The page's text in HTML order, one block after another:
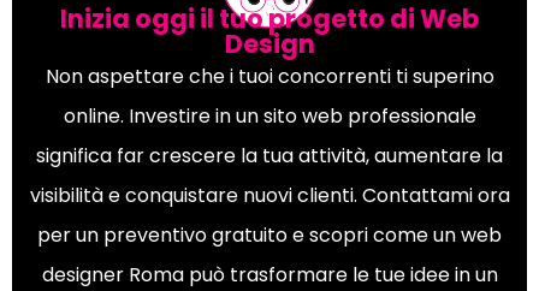
Inizia oggi il tuo progetto di Web
Design
Non aspettare che i tuoi concorrenti ti superino
online. Investire in un sito web professionale
significa far crescere la tua attività, aumentare la
visibilità e conquistare nuovi clienti. Contattami ora
per un preventivo gratuito e scopri come un web
designer Roma può trasformare le tue idee in un